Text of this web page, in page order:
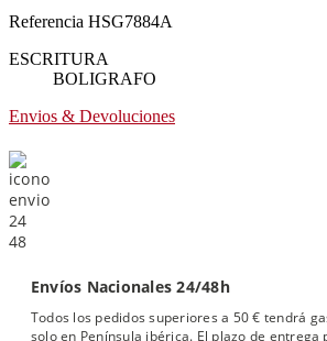
Referencia HSG7884A
ESCRITURA
BOLIGRAFO
Envios & Devoluciones
Envíos Nacionales 24/48h
Todos los pedidos superiores a 50 € tendrá
solo en Península ibérica. El plazo de entrega